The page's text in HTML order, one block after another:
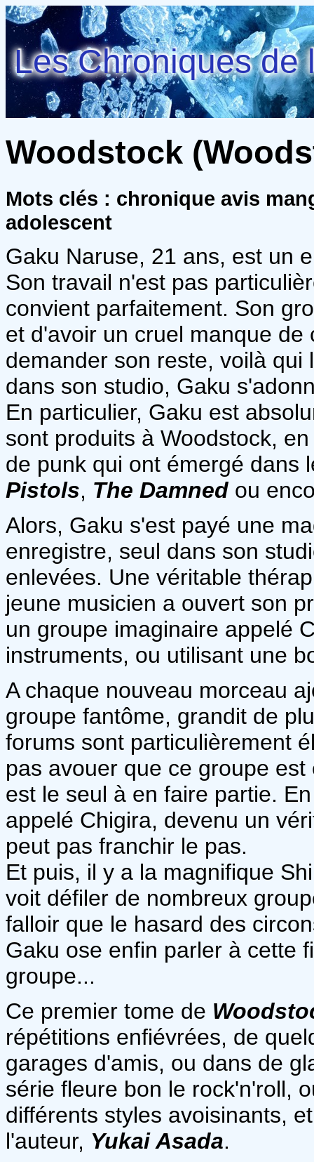
Les Chroniques de
Woodstock
Mots clés : chronique avis
adolescent
Gaku Naruse, 21 ans, est un
Son travail n'est pas
convient parfaitement. Son
et d'avoir un cruel manque
demander son reste, voilà
dans son studio, Gaku
En particulier, Gaku est
sont produits à Woodstock,
de punk qui ont émergé dans
Pistols, The Damned ou
Alors, Gaku s'est payé une
enregistre, seul dans son
enlevées. Une véritable
jeune musicien a ouvert son
un groupe imaginaire appelé
instruments, ou utilisant une
A chaque nouveau morceau
groupe fantôme, grandit de
forums sont particulièrement
pas avouer que ce groupe
est le seul à en faire partie.
appelé Chigira, devenu un
peut pas franchir le pas.
Et puis, il y a la magnifique
voit défiler de nombreux
falloir que le hasard des
Gaku ose enfin parler à cette
groupe...
Ce premier tome de
répétitions enfiévrées, de
garages d'amis, ou dans de
série fleure bon le rock'n'roll,
différents styles avoisinants,
l'auteur, Yukai Asada.